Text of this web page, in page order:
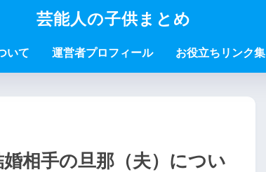
芸能人の子供まとめ
いて 運営者プロフィール お役立ちリンク集
相手の旦那（夫）につい